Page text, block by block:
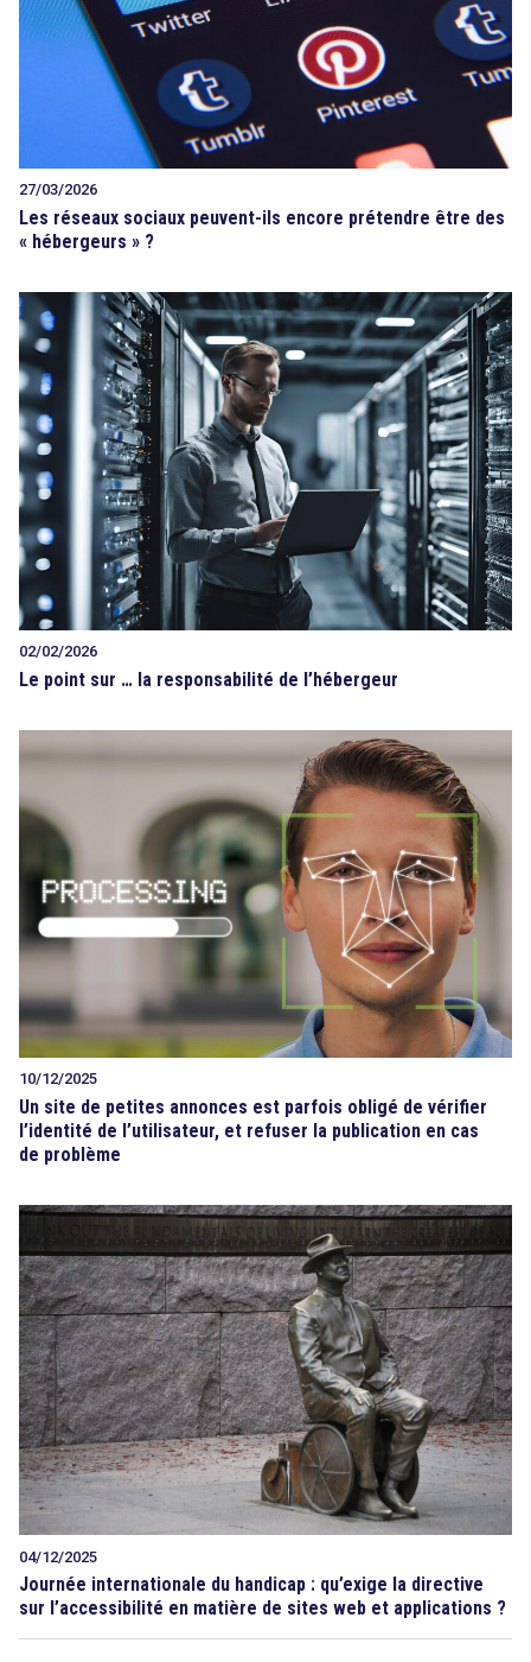
27/03/2026
Les réseaux sociaux peuvent-ils encore prétendre être des
« hébergeurs » ?
02/02/2026
Le point sur … la responsabilité de l’hébergeur
10/12/2025
Un site de petites annonces est parfois obligé de vérifier
l’identité de l’utilisateur, et refuser la publication en cas
de problème
04/12/2025
Journée internationale du handicap : qu’exige la directive
sur l’accessibilité en matière de sites web et applications ?
search